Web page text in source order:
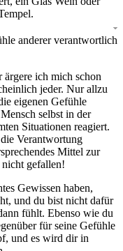
anderer verantwortlich
ich mich schon
jeder. Nur allzu
eigenen Gefühle
selbst in der
Situationen reagiert.
Verantwortung
Mittel zur
gefallen!
Gewissen haben,
und du bist nicht dafür
fühlt. Ebenso wie du
für seine Gefühle
und es wird dir in